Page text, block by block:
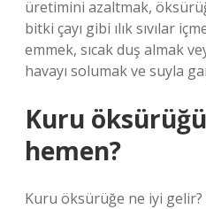
üretimini azaltmak,
bitki çayı gibi ılık sıvılar
emmek, sıcak duş almak
havayı solumak ve suyla
Kuru
hemen?
Kuru öksürüğe ne iyi gelir?